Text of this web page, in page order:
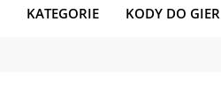
KATEGORIE KODY DO GIER